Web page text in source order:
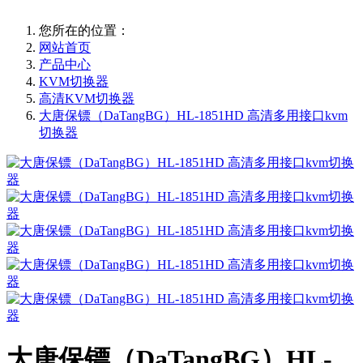
您所在的位置：
网站首页
产品中心
KVM切换器
高清KVM切换器
大唐保镖（DaTangBG）HL-1851HD 高清多用接口kvm
切换器